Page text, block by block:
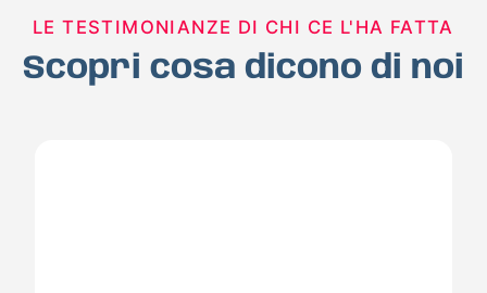
LE TESTIMONIANZE DI CHI CE L'HA FATTA
Scopri cosa dicono di noi